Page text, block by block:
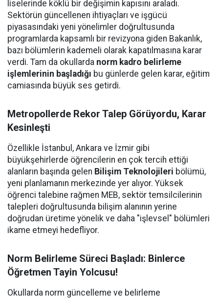
liselerinde köklü bir değişimin kapısını araladı.
Sektörün güncellenen ihtiyaçları ve işgücü
piyasasındaki yeni yönelimler doğrultusunda
programlarda kapsamlı bir revizyona giden Bakanlık,
bazı bölümlerin kademeli olarak kapatılmasına karar
verdi. Tam da okullarda norm kadro belirleme
işlemlerinin başladığı bu günlerde gelen karar, eğitim
camiasında büyük ses getirdi.
Metropollerde Rekor Talep Görüyordu, Karar
Kesinleşti
Özellikle İstanbul, Ankara ve İzmir gibi
büyükşehirlerde öğrencilerin en çok tercih ettiği
alanların başında gelen Bilişim Teknolojileri bölümü,
yeni planlamanın merkezinde yer alıyor. Yüksek
öğrenci talebine rağmen MEB, sektör temsilcilerinin
talepleri doğrultusunda bilişim alanının yerine
doğrudan üretime yönelik ve daha "işlevsel" bölümleri
ikame etmeyi hedefliyor.
Norm Belirleme Süreci Başladı: Binlerce
Öğretmen Tayin Yolcusu!
Okullarda norm güncelleme ve belirleme